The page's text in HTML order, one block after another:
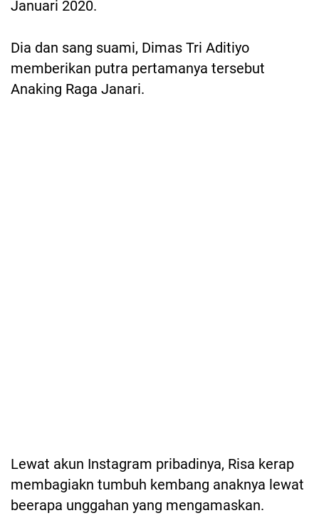
Januari 2020.
Dia dan sang suami, Dimas Tri Aditiyo
memberikan putra pertamanya tersebut
Anaking Raga Janari.
Lewat akun Instagram pribadinya, Risa kerap
membagiakn tumbuh kembang anaknya lewat
beerapa unggahan yang mengamaskan.